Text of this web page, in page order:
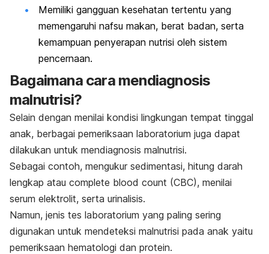
Memiliki gangguan kesehatan tertentu yang
memengaruhi nafsu makan, berat badan, serta
kemampuan penyerapan nutrisi oleh sistem
pencernaan.
Bagaimana cara mendiagnosis
malnutrisi?
Selain dengan menilai kondisi lingkungan tempat tinggal
anak, berbagai pemeriksaan laboratorium juga dapat
dilakukan untuk mendiagnosis malnutrisi.
Sebagai contoh, mengukur sedimentasi, hitung darah
lengkap atau complete blood count (CBC), menilai
serum elektrolit, serta urinalisis.
Namun, jenis tes laboratorium yang paling sering
digunakan untuk mendeteksi malnutrisi pada anak yaitu
pemeriksaan hematologi dan protein.